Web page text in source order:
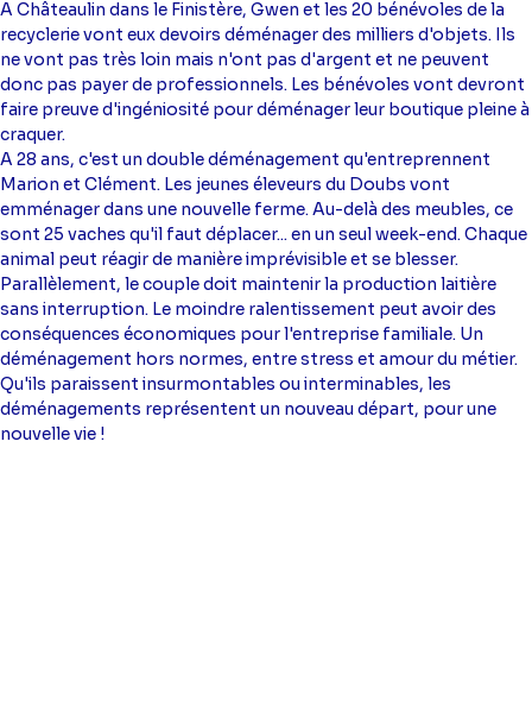
A Châteaulin dans le Finistère, Gwen et les 20 bénévoles de la
recyclerie vont eux devoirs déménager des milliers d'objets. Ils
ne vont pas très loin mais n'ont pas d'argent et ne peuvent
donc pas payer de professionnels. Les bénévoles vont devront
faire preuve d'ingéniosité pour déménager leur boutique pleine à
craquer.
A 28 ans, c'est un double déménagement qu'entreprennent
Marion et Clément. Les jeunes éleveurs du Doubs vont
emménager dans une nouvelle ferme. Au-delà des meubles, ce
sont 25 vaches qu'il faut déplacer... en un seul week-end. Chaque
animal peut réagir de manière imprévisible et se blesser.
Parallèlement, le couple doit maintenir la production laitière
sans interruption. Le moindre ralentissement peut avoir des
conséquences économiques pour l'entreprise familiale. Un
déménagement hors normes, entre stress et amour du métier.
Qu'ils paraissent insurmontables ou interminables, les
déménagements représentent un nouveau départ, pour une
nouvelle vie !